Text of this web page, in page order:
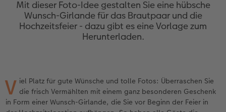
Jahrbuch gestalten
CEWE FOTOBUCH Kids
Schuber
Designvorlagen
Nature Prints
Bilderboxen
Fotosticker
Fotosets
Photo Streetmap Poster
Acrylglas
Foto auf Holz
Hartschaum
Dankeskarten Kommunion
Dankeskarten
Weitere Anlässe
Papierqualitäten
Textilien
Schule & Büro
Art Prints
Handyhüllen
Wandkalender mit Design
NEU: Wandkalender Fineline
Neuheiten
Extras
Max Case
Smartflip
Cardholder
CEWE myPhotos
nachhaltiger Schenken
Danke sagen
Geburtstagsgeschenke
Inspiration
Mit dieser Foto-Idee gestalten Sie eine hübsche
Wunsch-Girlande für das Brautpaar und die
Hochzeitsfeier - dazu gibt es eine Vorlage zum
Herunterladen.
V iel Platz für gute Wünsche und tolle Fotos: Überraschen Sie
die frisch Vermählten mit einem ganz besonderen Geschenk
in Form einer Wunsch-Girlande, die Sie vor Beginn der Feier in